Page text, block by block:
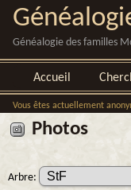
Généalogie des familles
Accueil
Vous êtes actuellement
Photos
Arbre: